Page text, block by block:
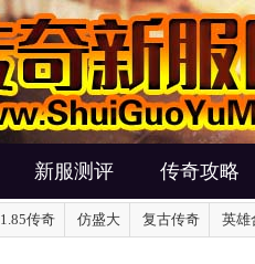
新服测评 传奇攻略
1.85传奇 仿盛大 复古传奇 英雄